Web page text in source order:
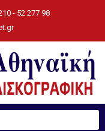
- 52 277 98